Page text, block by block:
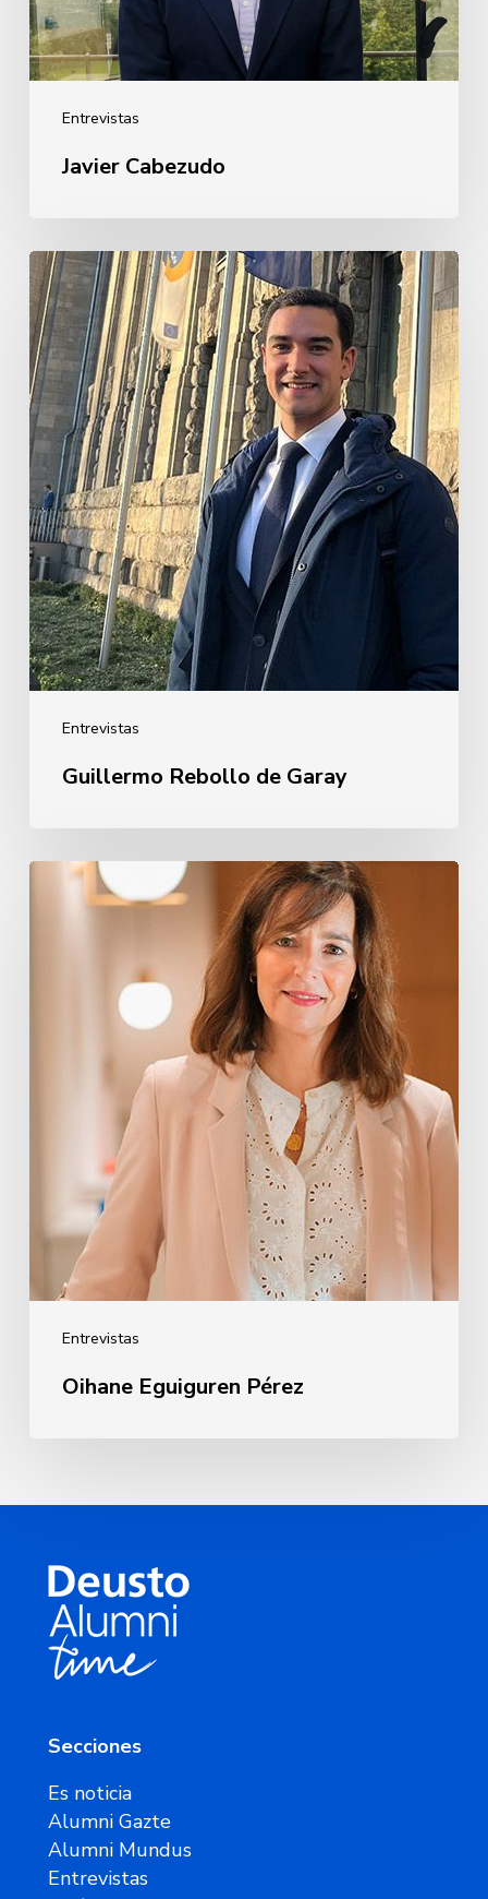
Entrevistas
Javier Cabezudo
Entrevistas
Guillermo
Rebollo
de
Garay
Guillermo Rebollo de Garay
Entrevistas
Oihane
Eguiguren
Oihane Eguiguren Pérez
Secciones
Es noticia
Alumni Gazte
Alumni Mundus
Entrevistas